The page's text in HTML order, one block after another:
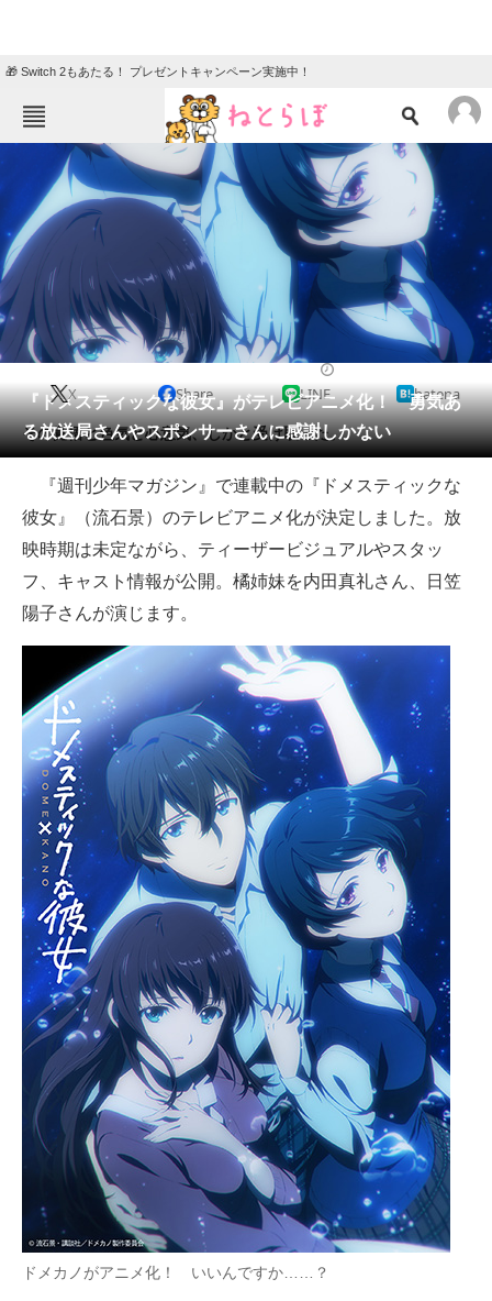
🎁 Switch 2もあたる！ プレゼントキャンペーン実施中！
ねとらぼメニュー
ニュース
エンタメ クイズ
グルメ
住まい 教育・育児
動物 リサーチ
会員記事
メディア
注目記事を集めた総合ページ
ITの今と未来を見通す
スマホと通信の最新トレンド
好きが集まる 比べて選べる
ビジネスと働き方のヒント
AI活用のいまが分かる
企業ITのトレンドを詳説
経営リーダーのコミュニティ
マーケ×ITの今がよく分かる
ITエンジニア向け専門サイト
企業向けIT製品の総合サイト
IT製品の技術・比較・事例
製造業のIT導入・活用を支援
モノづくり技術者専門サイト
エレクトロニクス専門サイト
電子設計の基本と応用
『ドメスティックな彼女』がテレビアニメ化！ 勇気あ
る放送局さんやスポンサーさんに感謝しかない
X Share LINE hatena
その覚悟と色気と心意気、しかと受け取った。
『週刊少年マガジン』で連載中の『ドメスティックな
彼女』（流石景）のテレビアニメ化が決定しました。放
映時期は未定ながら、ティーザービジュアルやスタッ
フ、キャスト情報が公開。橘姉妹を内田真礼さん、日笠
陽子さんが演じます。
ドメカノがアニメ化！ いいんですか……？